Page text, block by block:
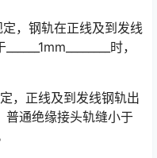
，钢轨在正线及到发线
时，
，正线及到发线钢轨出
普通绝缘接头轨缝小于